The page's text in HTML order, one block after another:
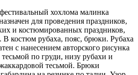
хохлома малинка
для проведения праздников,
и костюмированных праздников,
В костюм рубаха, пояс, брюки. Рубаха
с нанесением авторского рисунка
по груди, низу рубахи и
тесьмой. Брюки